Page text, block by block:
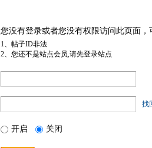
您没有登录或者您没有权限访问此页面
1、帖子ID非法
2、您还不是站点会员,请先登录站点
找
开启 关闭